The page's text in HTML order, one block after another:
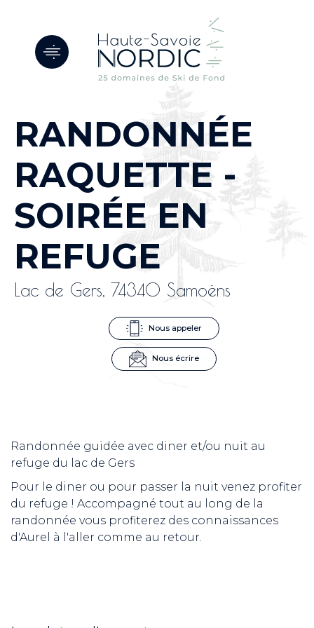
RANDONNÉE
RAQUETTE -
SOIRÉE EN
REFUGE
Lac de Gers, 74340 Samoëns
Nous appeler
Nous écrire
Randonnée guidée avec diner et/ou nuit au
refuge du lac de Gers
Pour le diner ou pour passer la nuit venez profiter
du refuge ! Accompagné tout au long de la
randonnée vous profiterez des connaissances
d'Aurel à l'aller comme au retour.